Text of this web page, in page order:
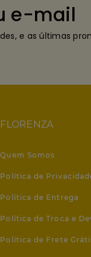
e-mail
e as últimas
FLORENZA
Quem Somos
Política de
Política de Entrega
Política de Troca e
Política de Frete